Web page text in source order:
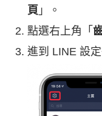
頁 」。
點選右上角「
進到 LINE 設